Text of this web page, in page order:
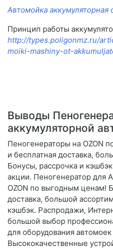
Автомойка аккумуляторная
Принцип работы
http://types.poligonmz.ru/
moiki-mashiny-ot-
Выводы
аккумуляторной
Пеногенераторы на OZON
и бесплатная доставка,
Бонусы, рассрочка и
акции. Пеногенератор для
OZON по выгодным ценам!
доставка, большой
кэшбэк. Распродажи,
большой выбор
для оборудования
Высококачественные